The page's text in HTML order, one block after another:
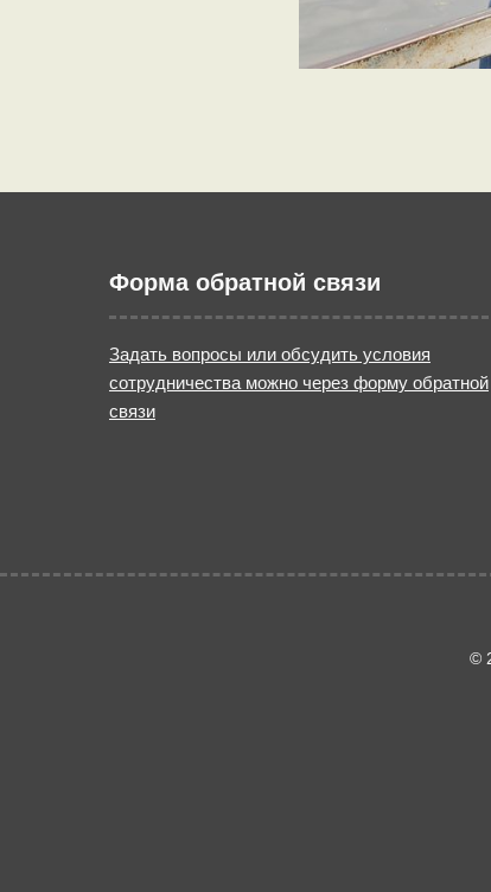
Форма обратной связи
Задать вопросы или обсудить условия
сотрудничества можно через форму обратной
связи
©